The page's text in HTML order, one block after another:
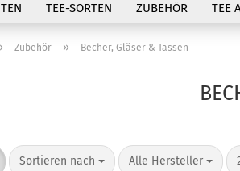
TEE-SORTEN ZUBEHÖR TEE
Zubehör » Becher, Gläser & Tassen
Sortieren nach
Sortieren nach Alle Hersteller
pro Seite